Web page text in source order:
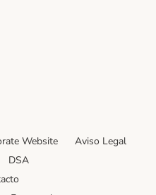
Website
Aviso Legal
DSA